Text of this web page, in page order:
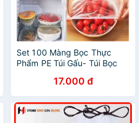
Set 100 Màng Bọc Thực
Phẩm PE Túi Gấu- Túi Bọc
Tái Sử Dụng, An Toàn Cho
Sức Khỏe
17.000 đ